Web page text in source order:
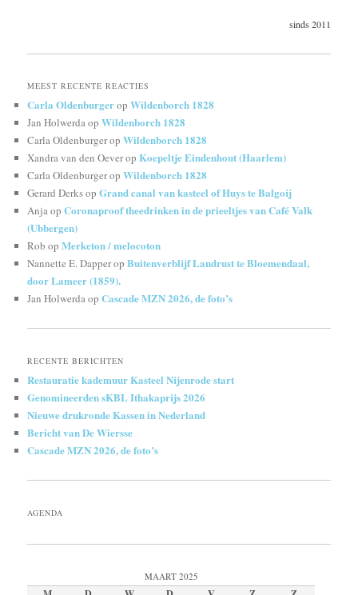
sinds 2011
MEEST RECENTE REACTIES
Carla OldenburgeropWildenborch 1828
Jan HolwerdaopWildenborch 1828
Carla OldenburgeropWildenborch 1828
Xandra van den OeveropKoepeltje Eindenhout (Haarlem)
Carla OldenburgeropWildenborch 1828
Gerard DerksopGrand canal van kasteel of Huys te Balgoij
AnjaopCoronaproof theedrinken in de prieeltjes van Café Valk
(Ubbergen)
Rob opMerketon / melocoton
Nannette E. DapperopBuitenverblijf Landrust te Bloemendaal,
door Lameer (1859).
Jan HolwerdaopCascade MZN 2026, de foto’s
RECENTE BERICHTEN
Restauratie kademuur Kasteel Nijenrode start
Genomineerden sKBL Ithakaprijs 2026
Nieuwe drukronde Kassen in Nederland
Bericht van De Wiersse
Cascade MZN 2026, de foto’s
AGENDA
MAART 2025